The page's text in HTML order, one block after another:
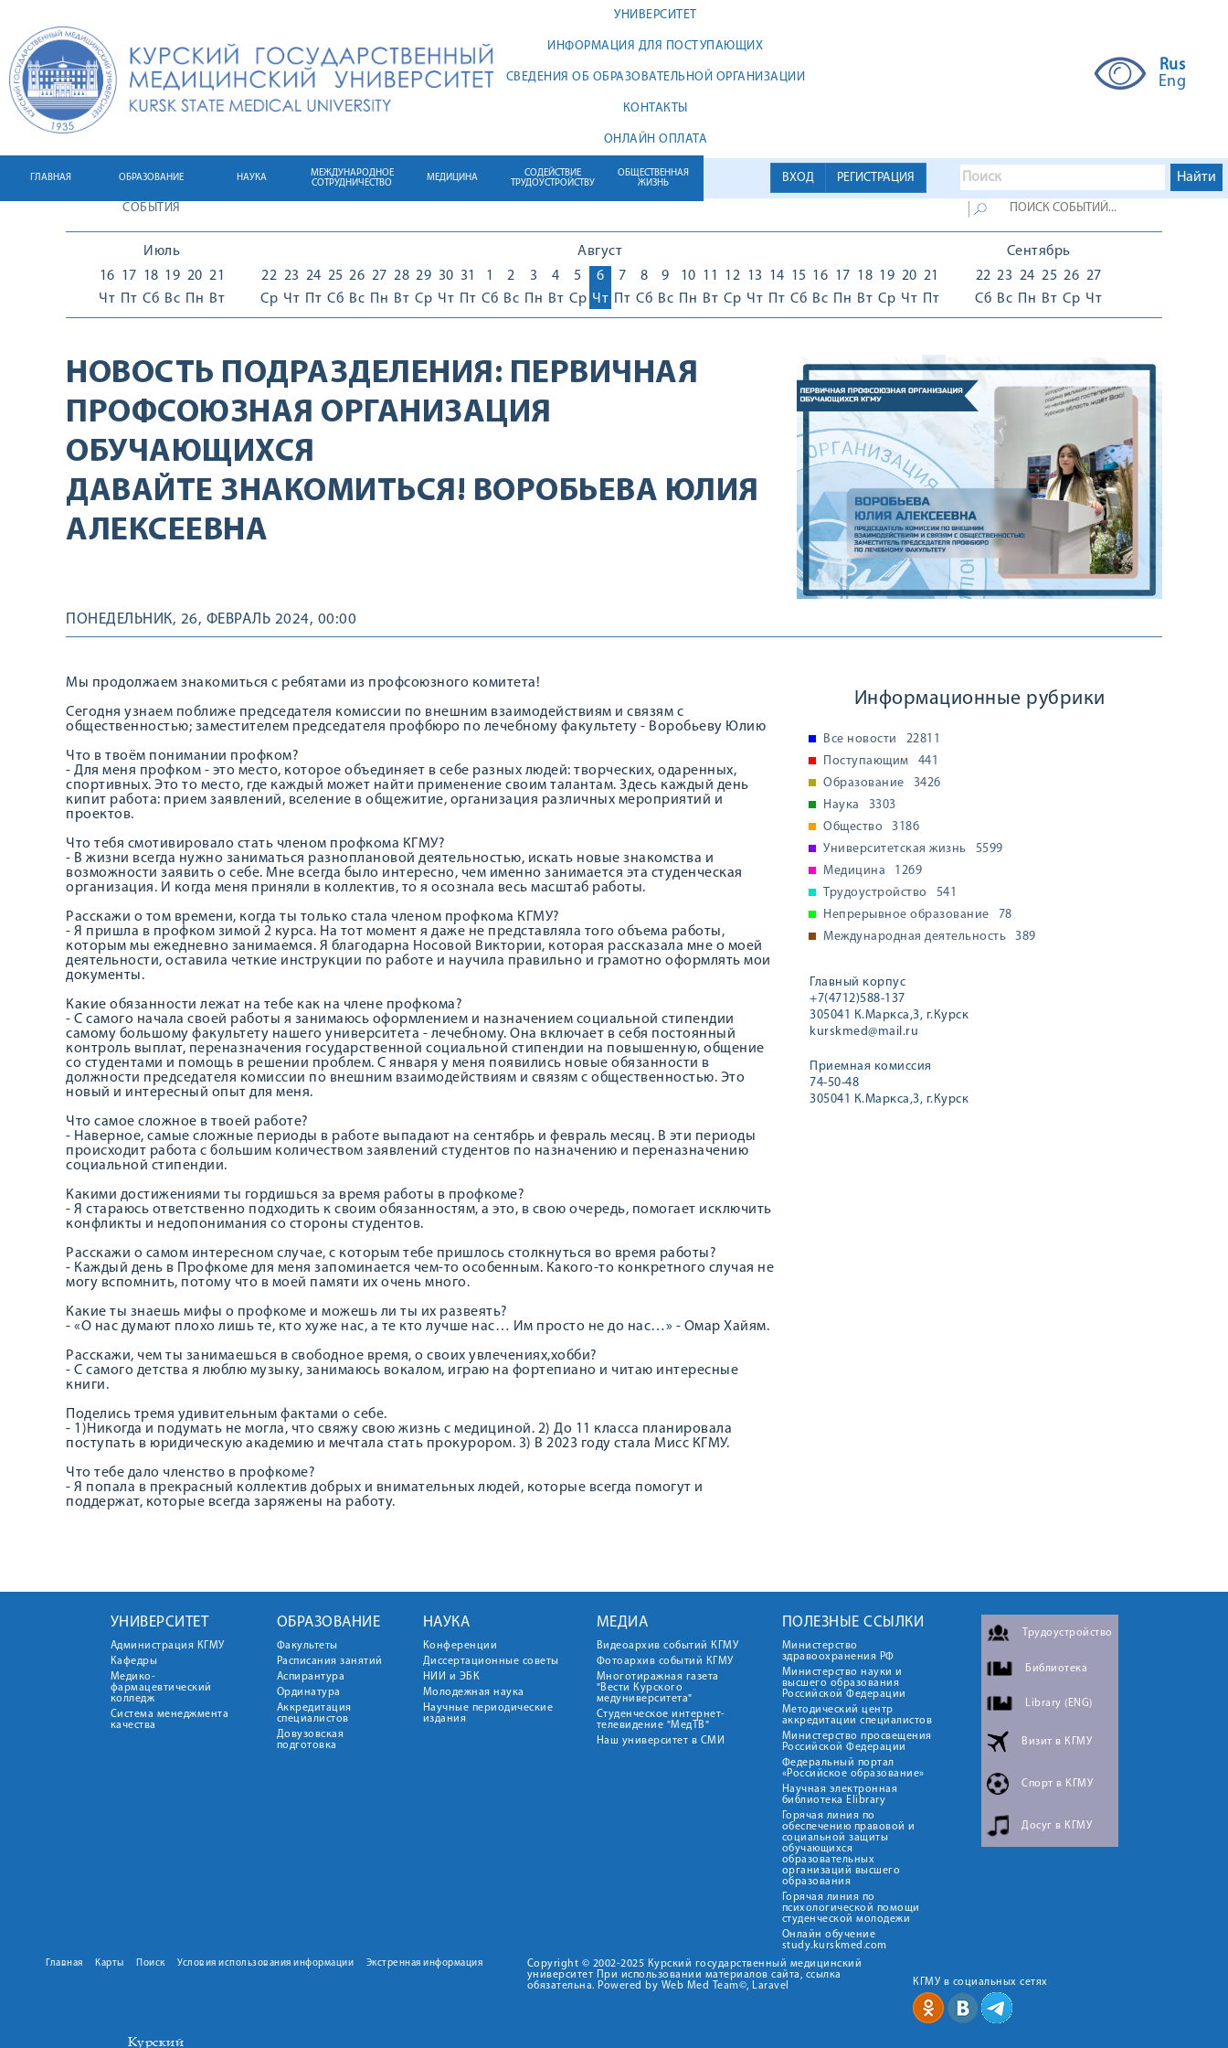
УНИВЕРСИТЕТ
ИНФОРМАЦИЯ ДЛЯ ПОСТУПАЮЩИХ
СВЕДЕНИЯ ОБ ОБРАЗОВАТЕЛЬНОЙ ОРГАНИЗАЦИИ
КОНТАКТЫ
ОНЛАЙН ОПЛАТА
Rus
Eng
ВХОД РЕГИСТРАЦИЯ
ГЛАВНАЯ ОБРАЗОВАНИЕ НАУКА
МЕЖДУНАРОДНОЕ
СОТРУДНИЧЕСТВО
МЕДИЦИНА
СОДЕЙСТВИЕ
ТРУДОУСТРОЙСТВУ
ОБЩЕСТВЕННАЯ
ЖИЗНЬ
СОБЫТИЯ
Июль
16
Чт
17
Пт
18
Сб
19
Вс
20
Пн
21
Вт
Август
22
Ср
23
Чт
24
Пт
25
Сб
26
Вс
27
Пн
28
Вт
29
Ср
30
Чт
31
Пт
1
Сб
2
Вс
3
Пн
4
Вт
5
Ср
6
Чт
7
Пт
8
Сб
9
Вс
10
Пн
11
Вт
12
Ср
13
Чт
14
Пт
15
Сб
16
Вс
17
Пн
18
Вт
19
Ср
20
Чт
21
Пт
Сентябрь
22
Сб
23
Вс
24
Пн
25
Вт
26
Ср
27
Чт
НОВОСТЬ ПОДРАЗДЕЛЕНИЯ: ПЕРВИЧНАЯ
ПРОФСОЮЗНАЯ ОРГАНИЗАЦИЯ
ОБУЧАЮЩИХСЯ
ДАВАЙТЕ ЗНАКОМИТЬСЯ! ВОРОБЬЕВА ЮЛИЯ
АЛЕКСЕЕВНА
ПОНЕДЕЛЬНИК, 26, ФЕВРАЛЬ 2024, 00:00
Мы продолжаем знакомиться с ребятами из профсоюзного комитета!
Сегодня узнаем поближе председателя комиссии по внешним взаимодействиям и связям с
общественностью; заместителем председателя профбюро по лечебному факультету - Воробьеву Юлию
Что в твоём понимании профком?
- Для меня профком - это место, которое объединяет в себе разных людей: творческих, одаренных,
спортивных. Это то место, где каждый может найти применение своим талантам. Здесь каждый день
кипит работа: прием заявлений, вселение в общежитие, организация различных мероприятий и
проектов.
Что тебя смотивировало стать членом профкома КГМУ?
- В жизни всегда нужно заниматься разноплановой деятельностью, искать новые знакомства и
возможности заявить о себе. Мне всегда было интересно, чем именно занимается эта студенческая
организация. И когда меня приняли в коллектив, то я осознала весь масштаб работы.
Расскажи о том времени, когда ты только стала членом профкома КГМУ?
- Я пришла в профком зимой 2 курса. На тот момент я даже не представляла того объема работы,
которым мы ежедневно занимаемся. Я благодарна Носовой Виктории, которая рассказала мне о моей
деятельности, оставила четкие инструкции по работе и научила правильно и грамотно оформлять мои
документы.
Какие обязанности лежат на тебе как на члене профкома?
- С самого начала своей работы я занимаюсь оформлением и назначением социальной стипендии
самому большому факультету нашего университета - лечебному. Она включает в себя постоянный
контроль выплат, переназначения государственной социальной стипендии на повышенную, общение
со студентами и помощь в решении проблем. С января у меня появились новые обязанности в
должности председателя комиссии по внешним взаимодействиям и связям с общественностью. Это
новый и интересный опыт для меня.
Что самое сложное в твоей работе?
- Наверное, самые сложные периоды в работе выпадают на сентябрь и февраль месяц. В эти периоды
происходит работа с большим количеством заявлений студентов по назначению и переназначению
социальной стипендии.
Какими достижениями ты гордишься за время работы в профкоме?
- Я стараюсь ответственно подходить к своим обязанностям, а это, в свою очередь, помогает исключить
конфликты и недопонимания со стороны студентов.
Расскажи о самом интересном случае, с которым тебе пришлось столкнуться во время работы?
- Каждый день в Профкоме для меня запоминается чем-то особенным. Какого-то конкретного случая не
могу вспомнить, потому что в моей памяти их очень много.
Какие ты знаешь мифы о профкоме и можешь ли ты их развеять?
- «О нас думают плохо лишь те, кто хуже нас, а те кто лучше нас… Им просто не до нас…» - Омар Хайям.
Расскажи, чем ты занимаешься в свободное время, о своих увлечениях,хобби?
- С самого детства я люблю музыку, занимаюсь вокалом, играю на фортепиано и читаю интересные
книги.
Поделись тремя удивительным фактами о себе.
- 1)Никогда и подумать не могла, что свяжу свою жизнь с медициной. 2) До 11 класса планировала
поступать в юридическую академию и мечтала стать прокурором. 3) В 2023 году стала Мисс КГМУ.
Что тебе дало членство в профкоме?
- Я попала в прекрасный коллектив добрых и внимательных людей, которые всегда помогут и
поддержат, которые всегда заряжены на работу.
Информационные рубрики
Все новости
22811
Поступающим
441
Образование
3426
Наука
3303
Общество
3186
Университетская жизнь
5599
Медицина
1269
Трудоустройство
541
Непрерывное образование
78
Международная деятельность
389
Главный корпус
+7(4712)588-137
305041 К.Маркса,3, г.Курск
kurskmed@mail.ru
Приемная комиссия
74-50-48
305041 К.Маркса,3, г.Курск
УНИВЕРСИТЕТ
Администрация КГМУ
Кафедры
Медико-
фармацевтический
колледж
Система менеджмента
качества
ОБРАЗОВАНИЕ
Факультеты
Расписания занятий
Аспирантура
Ординатура
Аккредитация
специалистов
Довузовская
подготовка
НАУКА
Конференции
Диссертационные советы
НИИ и ЭБК
Молодежная наука
Научные периодические
издания
МЕДИА
Видеоархив событий КГМУ
Фотоархив событий КГМУ
Многотиражная газета
"Вести Курского
медуниверситета"
Студенческое интернет-
телевидение "МедТВ"
Наш университет в СМИ
ПОЛЕЗНЫЕ ССЫЛКИ
Министерство
здравоохранения РФ
Министерство науки и
высшего образования
Российской Федерации
Методический центр
аккредитации специалистов
Министерство просвещения
Российской Федерации
Федеральный портал
«Российское образование»
Научная электронная
библиотека Elibrary
Горячая линия по
обеспечению правовой и
социальной защиты
обучающихся
образовательных
организаций высшего
образования
Горячая линия по
психологической помощи
студенческой молодежи
Онлайн обучение
study.kurskmed.com
Трудоустройство
Библиотека
Library (ENG)
Визит в КГМУ
Спорт в КГМУ
Досуг в КГМУ
Главная Карты Поиск Условия использования информации Экстренная информация
Copyright © 2002-2025 Курский государственный медицинский
университет При использовании материалов сайта, ссылка
обязательна. Powered by Web Med Team©, Laravel
КГМУ в социальных сетях
Курский